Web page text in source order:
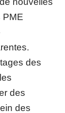
PME
des
des
des